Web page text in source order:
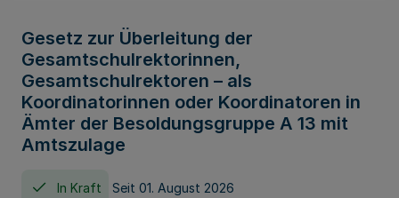
Gesetz zur Überleitung der
Gesamtschulrektorinnen,
Gesamtschulrektoren – als
Koordinatorinnen oder Koordinatoren in
Ämter der Besoldungsgruppe A 13 mit
Amtszulage
In Kraft Seit 01. August 2026